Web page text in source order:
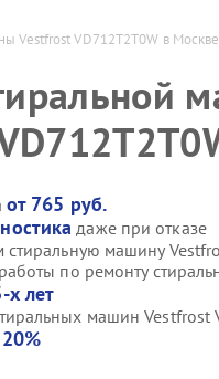
Vestfrost VD712T2T0W в Москве
от 765 руб.
даже при отказе
стиральную машину
по ремонту
х лет
машин Vestfrost
20%